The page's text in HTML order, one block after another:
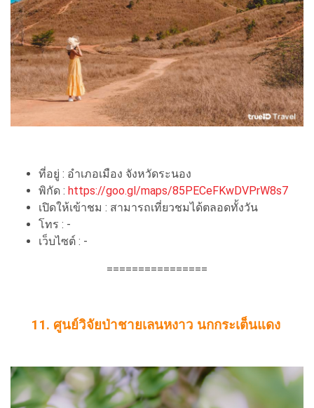
ที่อยู่ : อำเภอเมือง จังหวัดระนอง
พิกัด : https://goo.gl/maps/85PECeFKwDVPrW8s7
เปิดให้เข้าชม : สามารถเที่ยวชมได้ตลอดทั้งวัน
โทร : -
เว็บไซต์ : -
================
11. ศูนย์วิจัยป่าชายเลนหงาว นกกระเต็นแดง